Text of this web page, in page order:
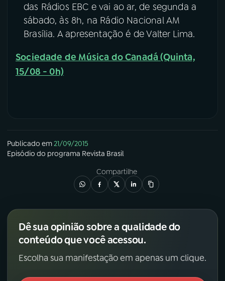
das Rádios EBC e vai ao ar, de segunda a
sábado, às 8h, na Rádio Nacional AM
Brasília. A apresentação é de Valter Lima.
Sociedade de Música do Canadá (Quinta,
15/08 - 0h)
Publicado em21/09/2015
Episódio do programa Revista Brasil
Compartilhe
Dê sua opinião sobre a qualidade do
conteúdo que você acessou.
Escolha sua manifestação em apenas um clique.